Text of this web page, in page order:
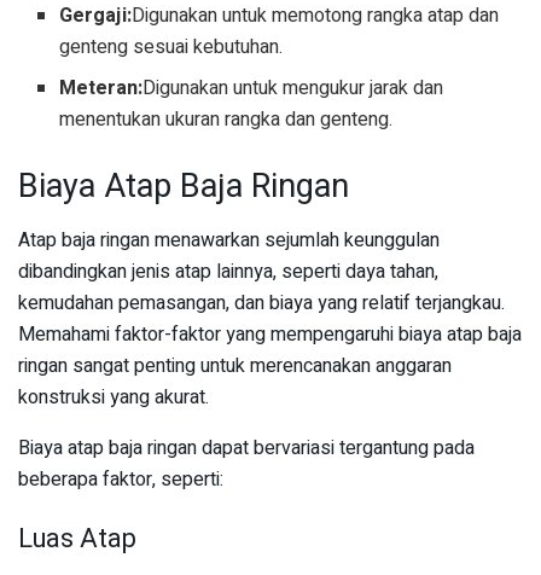
Gergaji:Digunakan untuk memotong rangka atap dan
genteng sesuai kebutuhan.
Meteran:Digunakan untuk mengukur jarak dan
menentukan ukuran rangka dan genteng.
Biaya Atap Baja Ringan
Atap baja ringan menawarkan sejumlah keunggulan
dibandingkan jenis atap lainnya, seperti daya tahan,
kemudahan pemasangan, dan biaya yang relatif terjangkau.
Memahami faktor-faktor yang mempengaruhi biaya atap baja
ringan sangat penting untuk merencanakan anggaran
konstruksi yang akurat.
Biaya atap baja ringan dapat bervariasi tergantung pada
beberapa faktor, seperti:
Luas Atap